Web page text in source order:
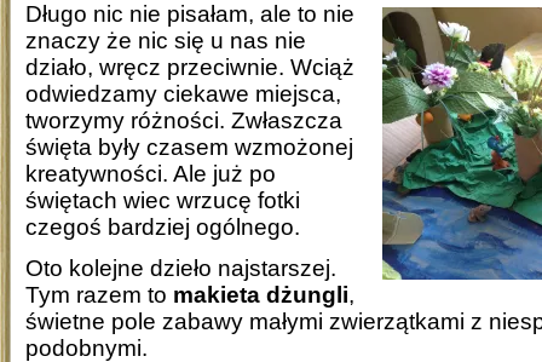
Długo nic nie pisałam, ale to nie
znaczy że nic się u nas nie
działo, wręcz przeciwnie. Wciąż
odwiedzamy ciekawe miejsca,
tworzymy różności. Zwłaszcza
święta były czasem wzmożonej
kreatywności. Ale już po
świętach wiec wrzucę fotki
czegoś bardziej ogólnego.
Oto kolejne dzieło najstarszej.
Tym razem to makieta dżungli,
świetne pole zabawy małymi zwierzątkami z
podobnymi.